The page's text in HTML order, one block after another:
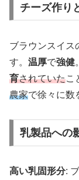
チーズ作り
ブラウンスイス
す。 温厚で強健。
育されていたこ
農家で徐々に数
乳製品への
高い乳固形分: